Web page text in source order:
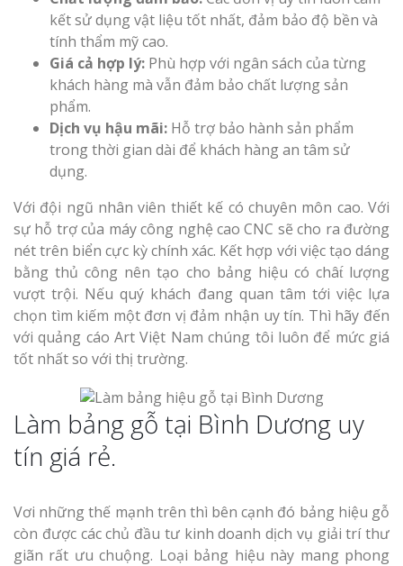
kết sử dụng vật liệu tốt nhất, đảm bảo độ bền và
tính thẩm mỹ cao.
Giá cả hợp lý: Phù hợp với ngân sách của từng
khách hàng mà vẫn đảm bảo chất lượng sản
phẩm.
Dịch vụ hậu mãi: Hỗ trợ bảo hành sản phẩm
trong thời gian dài để khách hàng an tâm sử
dụng.
Với đội ngũ nhân viên thiết kế có chuyên môn cao. Với
sự hỗ trợ của máy công nghệ cao CNC sẽ cho ra đường
nét trên biển cực kỳ chính xác. Kết hợp với việc tạo dáng
bằng thủ công nên tạo cho bảng hiệu có chât́ lượng
vượt trội. Nếu quý khách đang quan tâm tới việc lựa
chọn tìm kiếm một đơn vị đảm nhận uy tín. Thì hãy đến
với quảng cáo Art Việt Nam chúng tôi luôn để mức giá
tốt nhất so với thị trường.
Làm bảng gỗ tại Bình Dương uy
tín giá rẻ.
Vơi những thế mạnh trên thì bên cạnh đó bảng hiệu gỗ
còn được các chủ đầu tư kinh doanh dịch vụ giải trí thư
giãn rất ưu chuộng. Loại bảng hiệu này mang phong